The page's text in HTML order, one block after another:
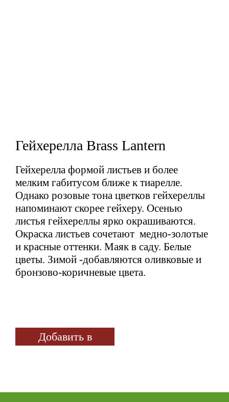
Гейхерелла Brass Lantern
Гейхерелла формой листьев и более
мелким габитусом ближе к тиарелле.
Однако розовые тона цветков гейхереллы
напоминают скорее гейхеру. Осенью
листья гейхереллы ярко окрашиваются.
Окраска листьев сочетают медно-золотые
и красные оттенки. Маяк в саду. Белые
цветы. Зимой -добавляются оливковые и
бронзово-коричневые цвета.
Добавить в